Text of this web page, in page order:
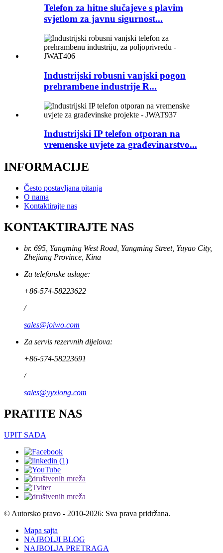
Telefon za hitne slučajeve s plavim
svjetlom za javnu sigurnost...
Industrijski robusni vanjski pogon
prehrambene industrije R...
Industrijski IP telefon otporan na
vremenske uvjete za građevinarstvo...
INFORMACIJE
Često postavljana pitanja
O nama
Kontaktirajte nas
KONTAKTIRAJTE NAS
br. 695, Yangming West Road, Yangming Street, Yuyao City,
Zhejiang Province, Kina
Za telefonske usluge:
+86-574-58223622
/
sales@joiwo.com
Za servis rezervnih dijelova:
+86-574-58223691
/
sales@yyxlong.com
PRATITE NAS
UPIT SADA
© Autorsko pravo - 2010-2026: Sva prava pridržana.
Mapa sajta
NAJBOLJI BLOG
NAJBOLJA PRETRAGA